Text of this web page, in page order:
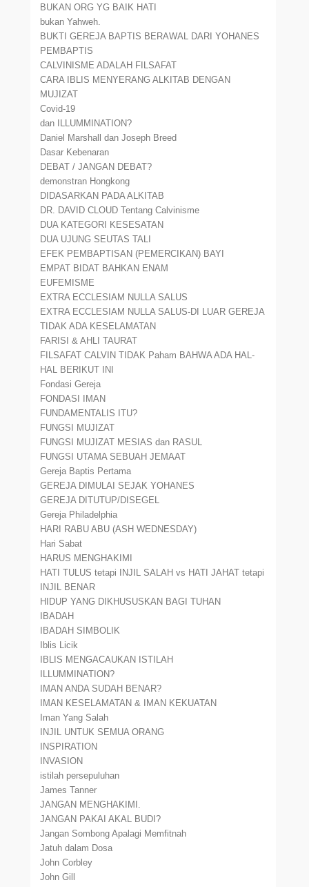
BUKAN ORG YG BAIK HATI
bukan Yahweh.
BUKTI GEREJA BAPTIS BERAWAL DARI YOHANES
PEMBAPTIS
CALVINISME ADALAH FILSAFAT
CARA IBLIS MENYERANG ALKITAB DENGAN
MUJIZAT
Covid-19
dan ILLUMMINATION?
Daniel Marshall dan Joseph Breed
Dasar Kebenaran
DEBAT / JANGAN DEBAT?
demonstran Hongkong
DIDASARKAN PADA ALKITAB
DR. DAVID CLOUD Tentang Calvinisme
DUA KATEGORI KESESATAN
DUA UJUNG SEUTAS TALI
EFEK PEMBAPTISAN (PEMERCIKAN) BAYI
EMPAT BIDAT BAHKAN ENAM
EUFEMISME
EXTRA ECCLESIAM NULLA SALUS
EXTRA ECCLESIAM NULLA SALUS-DI LUAR GEREJA
TIDAK ADA KESELAMATAN
FARISI & AHLI TAURAT
FILSAFAT CALVIN TIDAK Paham BAHWA ADA HAL-
HAL BERIKUT INI
Fondasi Gereja
FONDASI IMAN
FUNDAMENTALIS ITU?
FUNGSI MUJIZAT
FUNGSI MUJIZAT MESIAS dan RASUL
FUNGSI UTAMA SEBUAH JEMAAT
Gereja Baptis Pertama
GEREJA DIMULAI SEJAK YOHANES
GEREJA DITUTUP/DISEGEL
Gereja Philadelphia
HARI RABU ABU (ASH WEDNESDAY)
Hari Sabat
HARUS MENGHAKIMI
HATI TULUS tetapi INJIL SALAH vs HATI JAHAT tetapi
INJIL BENAR
HIDUP YANG DIKHUSUSKAN BAGI TUHAN
IBADAH
IBADAH SIMBOLIK
Iblis Licik
IBLIS MENGACAUKAN ISTILAH
ILLUMMINATION?
IMAN ANDA SUDAH BENAR?
IMAN KESELAMATAN & IMAN KEKUATAN
Iman Yang Salah
INJIL UNTUK SEMUA ORANG
INSPIRATION
INVASION
istilah persepuluhan
James Tanner
JANGAN MENGHAKIMI.
JANGAN PAKAI AKAL BUDI?
Jangan Sombong Apalagi Memfitnah
Jatuh dalam Dosa
John Corbley
John Gill